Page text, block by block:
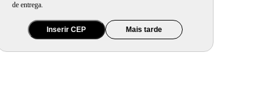
de entrega.
Inserir CEP Mais tarde